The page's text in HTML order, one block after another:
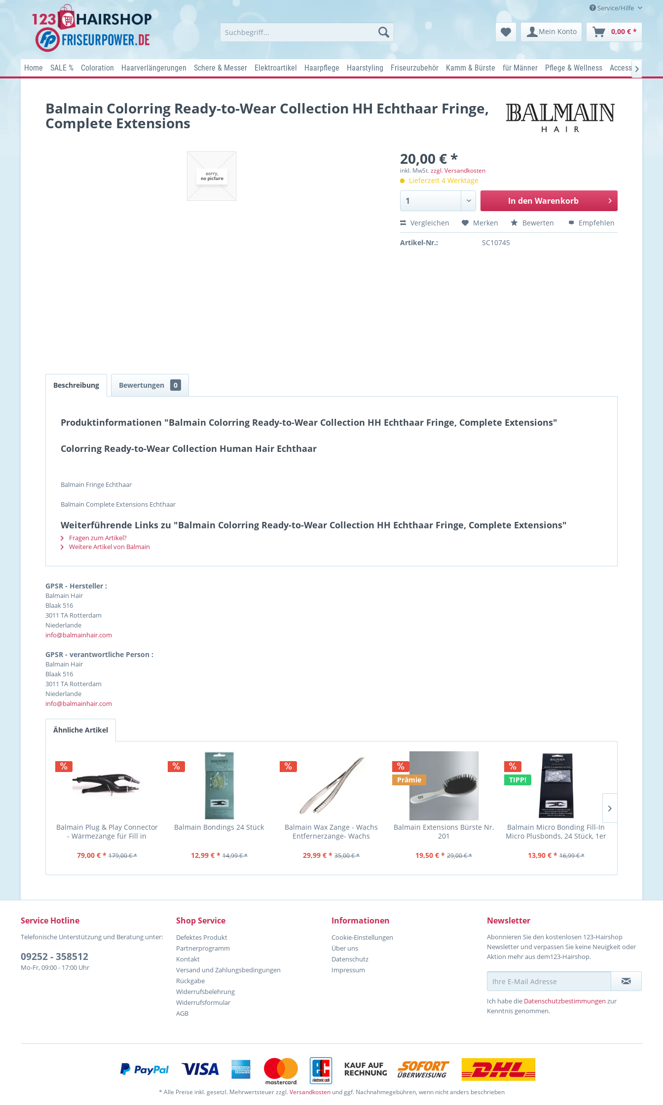
Service/Hilfe
Mein Konto 0,00 € *
Home SALE % Coloration Haarverlängerungen Schere & Messer Elektroartikel Haarpflege Haarstyling Friseurzubehör Kamm & Bürste für Männer Pflege & Wellness Accessoires

Balmain Colorring Ready-to-Wear Collection HH Echthaar Fringe,
Complete Extensions
20,00 € *
inkl. MwSt.zzgl. Versandkosten
Lieferzeit 4 Werktage
In den Warenkorb
Vergleichen Merken Bewerten Empfehlen
Artikel-Nr.: SC10745
Beschreibung Bewertungen 0
Produktinformationen "Balmain Colorring Ready-to-Wear Collection HH Echthaar Fringe, Complete Extensions"
Colorring Ready-to-Wear Collection Human Hair Echthaar
Balmain Fringe Echthaar
Balmain Complete Extensions Echthaar
Weiterführende Links zu "Balmain Colorring Ready-to-Wear Collection HH Echthaar Fringe, Complete Extensions"
Fragen zum Artikel?
Weitere Artikel von Balmain
GPSR - Hersteller :
Balmain Hair
Blaak 516
3011 TA Rotterdam
Niederlande
info@balmainhair.com
GPSR - verantwortliche Person :
Balmain Hair
Blaak 516
3011 TA Rotterdam
Niederlande
info@balmainhair.com
Ähnliche Artikel
Balmain Plug & Play Connector
- Wärmezange für Fill in
79,00 € * 179,00 € *
Balmain Bondings 24 Stück
12,99 € * 14,99 € *
Balmain Wax Zange - Wachs
Entfernerzange- Wachs
29,99 € * 35,00 € *
Prämie
Balmain Extensions Bürste Nr.
201
19,50 € * 29,00 € *
TIPP!
Balmain Micro Bonding Fill-In
Micro Plusbonds, 24 Stück, 1er
13,90 € * 16,99 € *
Service Hotline
Telefonische Unterstützung und Beratung unter:
09252 - 358512
Mo-Fr, 09:00 - 17:00 Uhr
Shop Service
Defektes Produkt
Partnerprogramm
Kontakt
Versand und Zahlungsbedingungen
Rückgabe
Widerrufsbelehrung
Widerrufsformular
AGB
Informationen
Cookie-Einstellungen
Über uns
Datenschutz
Impressum
Newsletter
Abonnieren Sie den kostenlosen 123-Hairshop
Newsletter und verpassen Sie keine Neuigkeit oder
Aktion mehr aus dem123-Hairshop.
Ich habe die Datenschutzbestimmungen zur
Kenntnis genommen.
* Alle Preise inkl. gesetzl. Mehrwertsteuer zzgl.Versandkostenund ggf. Nachnahmegebühren, wenn nicht anders beschrieben